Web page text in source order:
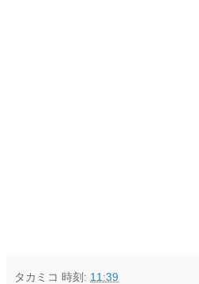
タカミコ 時刻: 11:39